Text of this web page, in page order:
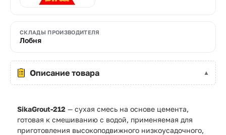
СКЛАДЫ ПРОИЗВОДИТЕЛЯ
Лобня
Описание товара
SikaGrout-212 — сухая смесь на основе цемента,
готовая к смешиванию с водой, применяемая для
приготовления высокоподвижного низкоусадочного,